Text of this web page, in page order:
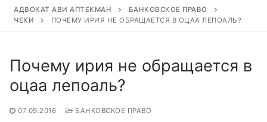
Найти:
АДВОКАТ АВИ АПТЕКМАН
БАНКОВСКОЕ ПРАВО
ЧЕКИ
ПОЧЕМУ ИРИЯ НЕ ОБРАЩАЕТСЯ В ОЦАА ЛЕПОАЛЬ?
Почему ирия не обращается в
оцаа лепоаль?
07.09.2016 БАНКОВСКОЕ ПРАВО